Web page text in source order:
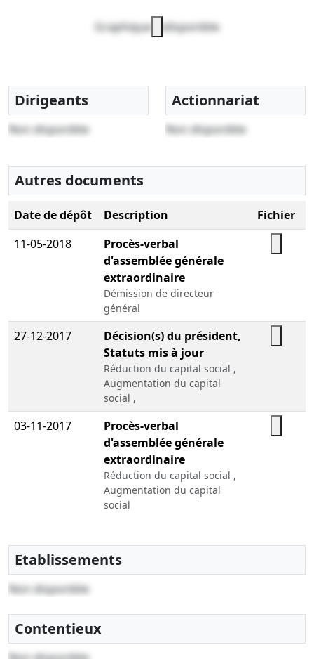
Graphique indisponible
Dirigeants
Non disponible
Actionnariat
Non disponible
Autres documents
Date de dépôt Description
Fichier
11-05-2018
Procès-verbal
d'assemblée générale
extraordinaire
Démission de directeur
général
27-12-2017
Décision(s) du président,
Statuts mis à jour
Réduction du capital social ,
Augmentation du capital
social ,
03-11-2017
Procès-verbal
d'assemblée générale
extraordinaire
Réduction du capital social ,
Augmentation du capital
social
Liste des souscripteurs,
Décision(s) des associés,
, Nomination de président ,
général
Etablissements
Non disponible
Contentieux